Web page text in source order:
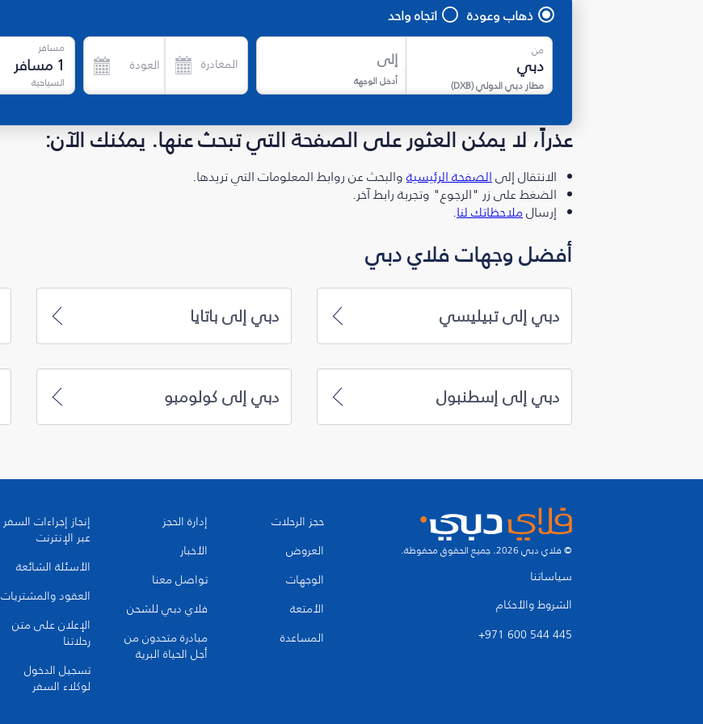
ذهاب وعودة اتجاه واحد
من
مطار دبي الدولي(
DXB
)
إلى
أدخل الوجهة
المغادرة العودة
مسافر
1 مسافر
السياحية
عذراً، لا يمكن العثور على الصفحة التي تبحث عنها. يمكنك الآن:
الانتقال إلى الصفحة الرئيسية والبحث عن روابط المعلومات التي تريدها.
الضغط على زر "الرجوع" وتجربة رابط آخر.
إرسالملاحظاتك لنا.
أفضل وجهات فلاي دبي
دبي إلى تبيليسي دبي إلى باتايا
دبي إلى إسطنبول دبي إلى كولومبو
© فلاي دبي 2026. جميع الحقوق محفوظة.
سياساتنا
الشروط والأحكام
+971 600 544 445
حجز الرحلات
العروض
الوجهات
الأمتعة
المساعدة
إدارة الحجز
الأخبار
تواصل معنا
فلاي دبي للشحن
مبادرة متحدون من
أجل الحياة البرية
إنجاز إجراءات السفر
عبر الإنترنت
الأسئلة الشائعة
العقود والمشتريات
الإعلان على متن
رحلاتنا
تسجيل الدخول
لوكلاء السفر